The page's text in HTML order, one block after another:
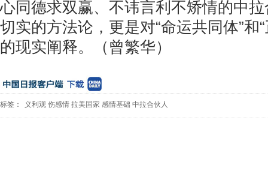
心同德求双赢、不讳言利不矫情的中
切实的方法论，更是对“命运共同体”和
的现实阐释。（曾繁华）
标签： 义利观 伤感情 拉美国家 感情基础 中拉合伙人